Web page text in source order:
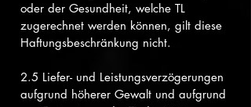
oder der Gesundheit, welche TL
zugerechnet werden können, gilt diese
Haftungsbeschränkung nicht.
2.5 Liefer- und Leistungsverzögerungen
aufgrund höherer Gewalt und aufgrund